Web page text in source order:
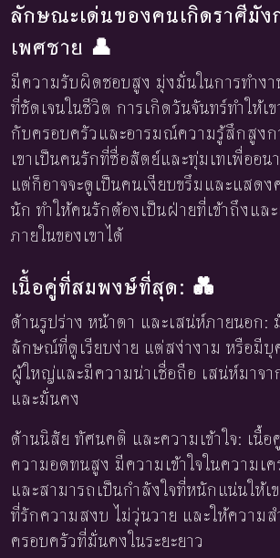
ลักษณะเด่นของคนเกิดราศีมัง
เพศชาย 👤
มีความรับผิดชอบสูง มุ่งมั่นในการทำงา
ที่ชัดเจนในชีวิต การเกิดวันจันทร์ทำให้
กับครอบครัวและอารมณ์ความรู้สึกสูงก
เขาเป็นคนรักที่ซื่อสัตย์และทุ่มเทเพื่ออ
แต่ก็อาจจะดูเป็นคนเงียบขรึมและแสดง
นัก ทำให้คนรักต้องเป็นฝ่ายที่เข้าถึงและ
ภายในของเขาได้
เนื้อคู่ที่สมพงษ์ที่สุด: 💑
ด้านรูปร่าง หน้าตา และเสน่ห์ภายนอก
ลักษณ์ที่ดูเรียบง่าย แต่สง่างาม หรือมี
ผู้ใหญ่และมีความน่าเชื่อถือ เสน่ห์มาจา
และมั่นคง
ด้านนิสัย ทัศนคติ และความเข้าใจ: เนื้
ความอดทนสูง มีความเข้าใจในความเค
และสามารถเป็นกำลังใจที่หนักแน่นให้เ
ที่รักความสงบ ไม่วุ่นวาย และให้ความ
ครอบครัวที่มั่นคงในระยะยาว